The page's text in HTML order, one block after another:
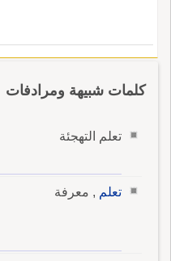
كلمات شبيهة ومرادفات
تعلم التهجئة
تعلم , معرفة